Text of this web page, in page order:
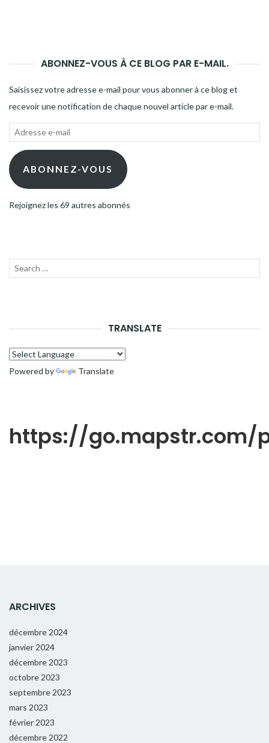
ABONNEZ-VOUS À CE BLOG PAR E-MAIL.
Saisissez votre adresse e-mail pour vous abonner à ce blog et
recevoir une notification de chaque nouvel article par e-mail.
Adresse
mail ABONNEZ-VOUS
Rejoignez les 69 autres abonnés
Recherche
TRANSLATE
Powered by Translate
https://go.mapstr.com/
ARCHIVES
décembre 2024
janvier 2024
décembre 2023
octobre 2023
septembre 2023
mars 2023
février 2023
décembre 2022